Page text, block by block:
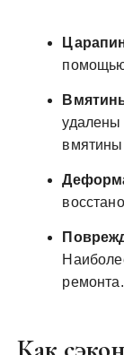
помощью
удалены
вмятины
ремонта.